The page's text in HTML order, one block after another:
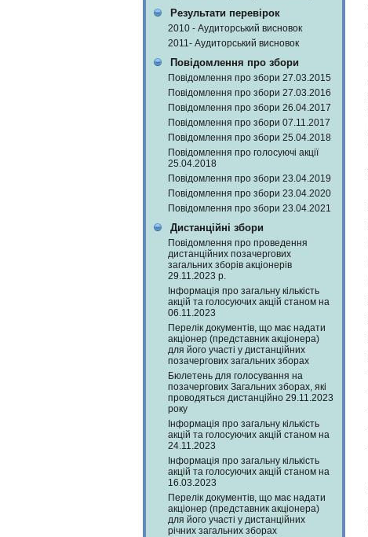
Результати перевірок
2010 - Аудиторський висновок
2011- Аудиторський висновок
Повідомлення про збори
Повідомлення про збори 27.03.2015
Повідомлення про збори 27.03.2016
Повідомлення про збори 26.04.2017
Повідомлення про збори 07.11.2017
Повідомлення про збори 25.04.2018
Повідомлення про голосуючі акції
25.04.2018
Повідомлення про збори 23.04.2019
Повідомлення про збори 23.04.2020
Повідомлення про збори 23.04.2021
Дистанційні збори
Повідомлення про проведення
дистанційних позачергових
загальних зборів акціонерів
29.11.2023 р.
Інформація про загальну кількість
акцій та голосуючих акцій станом на
06.11.2023
Перелік документів, що має надати
акціонер (представник акціонера)
для його участі у дистанційних
позачергових загальних зборах
Бюлетень для голосування на
позачергових Загальних зборах, які
проводяться дистанційно 29.11.2023
року
Інформація про загальну кількість
акцій та голосуючих акцій станом на
24.11.2023
Інформація про загальну кількість
акцій та голосуючих акцій станом на
16.03.2023
Перелік документів, що має надати
акціонер (представник акціонера)
для його участі у дистанційних
річних загальних зборах